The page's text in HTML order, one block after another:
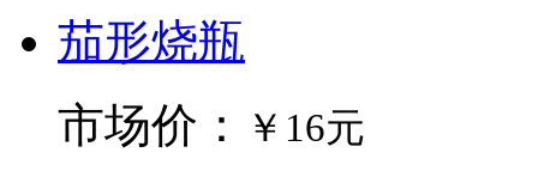
茄形烧瓶
市场价：
￥16元